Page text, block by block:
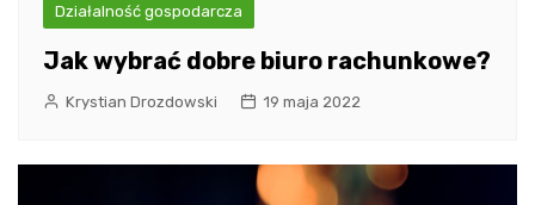
Działalność gospodarcza
Jak wybrać dobre biuro rachunkowe?
Krystian Drozdowski 19 maja 2022